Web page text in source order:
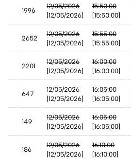
1996
12/05/2026
[12/05/2026]
15:50:00
[15:50:00]
2652
12/05/2026
[12/05/2026]
15:55:00
[15:55:00]
2201
12/05/2026
[12/05/2026]
16:00:00
[16:00:00]
647
12/05/2026
[12/05/2026]
16:05:00
[16:05:00]
149
12/05/2026
[12/05/2026]
16:05:00
[16:05:00]
186
12/05/2026
[12/05/2026]
16:10:00
[16:10:00]